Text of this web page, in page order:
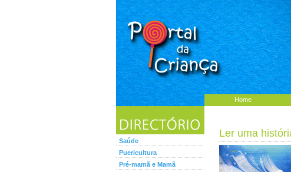
Home
Saúde
Puericultura
Pré-mamã e Mamã
Ler uma